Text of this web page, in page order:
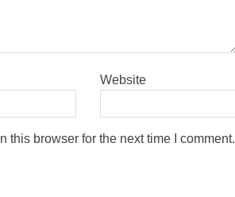
Website
this browser for the next time I comment.